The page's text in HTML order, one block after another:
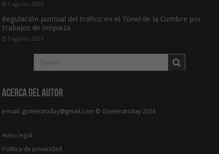
5 agosto, 2026
Regulación puntual del tráfico en el Túnel de la Cumbre por
trabajos de limpieza
5 agosto, 2026
Acerca del Autor
e-mail: gomeratoday@gmail.com © Gomeratoday 2026
Aviso legal
Política de privacidad